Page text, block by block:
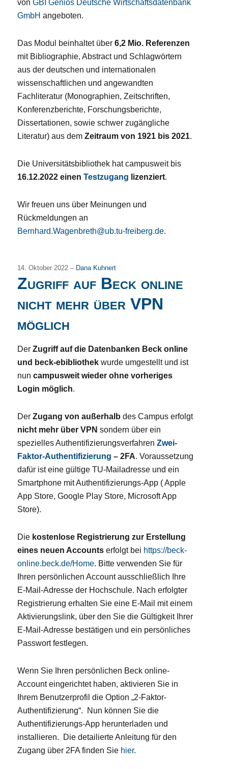
vonGBI Genios Deutsche Wirtschaftsdatenbank
GmbH angeboten.
Das Modul beinhaltet über6,2 Mio. Referenzen
mit Bibliographie, Abstract und Schlagwörtern
aus der deutschen und internationalen
wissenschaftlichen und angewandten
Fachliteratur (Monographien, Zeitschriften,
Konferenzberichte, Forschungsberichte,
Dissertationen, sowie schwer zugängliche
Literatur) aus demZeitraum von 1921 bis 2021.
Die Universitätsbibliothek hat campusweit bis
16.12.2022 einenTestzugang lizenziert.
Wir freuen uns über Meinungen und
Rückmeldungen an
Bernhard.Wagenbreth@ub.tu-freiberg.de.
14. Oktober 2022 – Dana Kuhnert
Zugriff auf Beck online
nicht mehr über VPN
möglich
DerZugriff auf die Datenbanken Beck online
und beck-ebibliothek wurde umgestellt und ist
nuncampusweit wieder ohne vorheriges
Login möglich.
DerZugang von außerhalb des Campus erfolgt
nicht mehr über VPN sondern über ein
spezielles AuthentifizierungsverfahrenZwei-
Faktor-Authentifizierung – 2FA. Voraussetzung
dafür ist eine gültige TU-Mailadresse und ein
Smartphone mit Authentifizierungs-App ( Apple
App Store, Google Play Store, Microsoft App
Store).
Die kostenlose Registrierung zur Erstellung
eines neuen Accounts erfolgt bei https://beck-
online.beck.de/Home. Bitte verwenden Sie für
Ihren persönlichen Account ausschließlich Ihre
E-Mail-Adresse der Hochschule. Nach erfolgter
Registrierung erhalten Sie eine E-Mail mit einem
Aktivierungslink, über den Sie die Gültigkeit Ihrer
E-Mail-Adresse bestätigen und ein persönliches
Passwort festlegen.
Wenn Sie Ihren persönlichen Beck online-
Account eingerichtet haben, aktivieren Sie in
Ihrem Benutzerprofil die Option „2-Faktor-
Authentifizierung“. Nun können Sie die
Authentifizierungs-App herunterladen und
installieren. Die detailierte Anleitung für den
Zugang über 2FA finden Sie hier.